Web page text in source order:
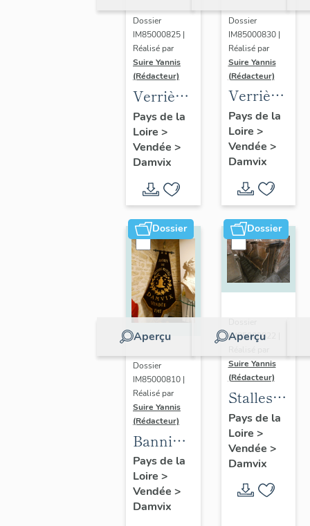
Dossier
IM85000825 |
Réalisé par
Suire Yannis
(Rédacteur)
Verrière
commémorative
de la
guerre
1918
Pays de la
Loire >
Vendée >
Damvix
Dossier
IM85000830 |
Réalisé par
Suire Yannis
(Rédacteur)
Verrière
: saint
Guy
Pays de la
Loire >
Vendée >
Damvix
Dossier
Aperçu
Dossier
IM85000810 |
Réalisé par
Suire Yannis
(Rédacteur)
Bannière
de la
Société
de
Pays de la
Loire >
Vendée >
Damvix
Dossier
Aperçu
IM85000822 |
Suire Yannis
(Rédacteur)
Stalles
(2)
Pays de la
Loire >
Vendée >
Damvix